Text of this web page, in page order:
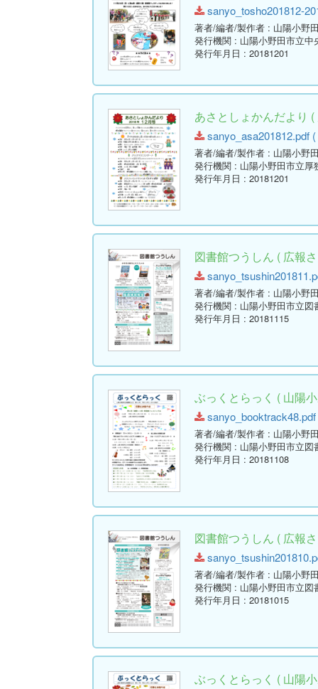
sanyo_tosho201812-
著者/編者/製作者 : 山陽小野
発行機関 : 山陽小野田市立中
発行年月日 : 20181201
あさとしょかんだより
sanyo_asa201812.pdf
著者/編者/製作者 : 山陽小野
発行機関 : 山陽小野田市立厚
発行年月日 : 20181201
図書館つうしん ( 広報
著者/編者/製作者 : 山陽小野
発行機関 : 山陽小野田市立図
発行年月日 : 20181115
ぶっくとらっく ( 山陽
著者/編者/製作者 : 山陽小野
発行機関 : 山陽小野田市立図
発行年月日 : 20181108
図書館つうしん ( 広報
著者/編者/製作者 : 山陽小野
発行機関 : 山陽小野田市立図
発行年月日 : 20181015
ぶっくとらっく ( 山陽